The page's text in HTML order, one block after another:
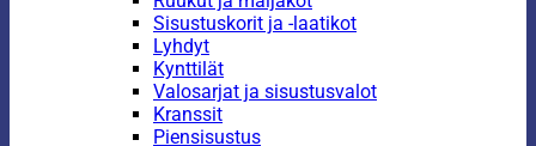
Sisustuskorit ja -laatikot
Lyhdyt
Kynttilät
Valosarjat ja sisustusvalot
Kranssit
Piensisustus